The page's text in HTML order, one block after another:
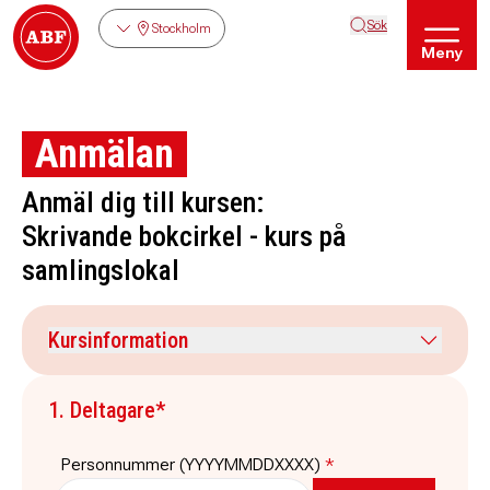
Stockholm Sök
Meny
Anmälan
Anmäl dig till kursen:
Skrivande bokcirkel - kurs på
samlingslokal
Kursinformation
Kursdatum
15 september 2026
Tid Plats
1. Deltagare*
Personnummer (YYYYMMDDXXXX) *